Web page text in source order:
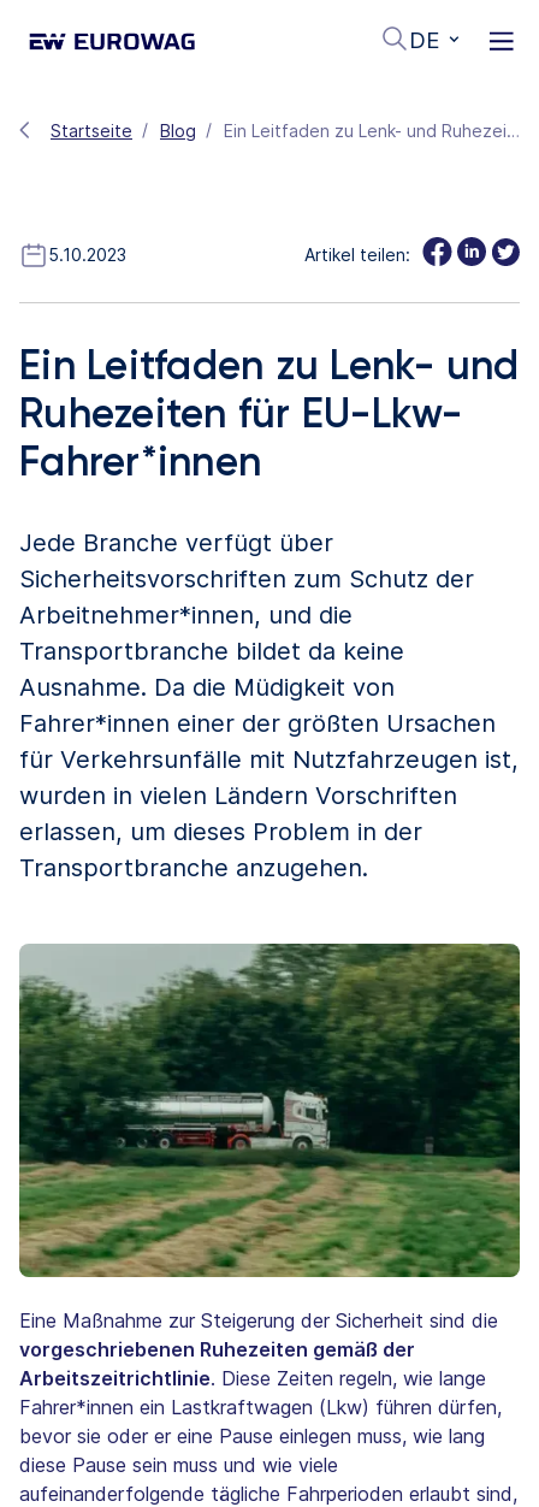
DE
Startseite Blog Ein Leitfaden zu Lenk- und Ruhezeiten für EU-Lkw-Fahrer*innen
5.10.2023 Artikel teilen:
Ein Leitfaden zu Lenk- und
Ruhezeiten für EU-Lkw-
Fahrer*innen
Jede Branche verfügt über
Sicherheitsvorschriften zum Schutz der
Arbeitnehmer*innen, und die
Transportbranche bildet da keine
Ausnahme. Da die Müdigkeit von
Fahrer*innen einer der größten Ursachen
für Verkehrsunfälle mit Nutzfahrzeugen ist,
wurden in vielen Ländern Vorschriften
erlassen, um dieses Problem in der
Transportbranche anzugehen.
Eine Maßnahme zur Steigerung der Sicherheit sind die
vorgeschriebenen Ruhezeiten gemäß der
Arbeitszeitrichtlinie. Diese Zeiten regeln, wie lange
Fahrer*innen ein Lastkraftwagen (Lkw) führen dürfen,
bevor sie oder er eine Pause einlegen muss, wie lang
diese Pause sein muss und wie viele
aufeinanderfolgende tägliche Fahrperioden erlaubt sind,